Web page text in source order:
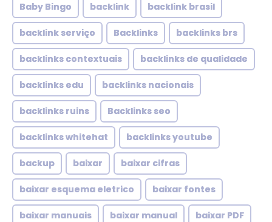
Baby Bingo backlink backlink brasil
backlink serviço Backlinks backlinks brs
backlinks contextuais backlinks de qualidade
backlinks edu backlinks nacionais
backlinks ruins Backlinks seo
backlinks whitehat backlinks youtube
backup baixar baixar cifras
baixar esquema eletrico baixar fontes
baixar manuais baixar manual baixar PDF